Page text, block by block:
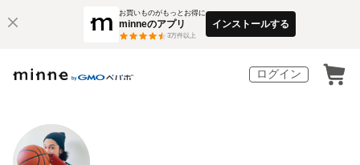
お買いものがもっとお得に
minneのアプリ
3万件以上
インストールする
ログイン